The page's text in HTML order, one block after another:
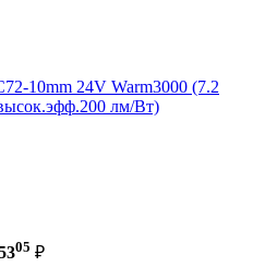
10mm 24V Warm3000 (7.2
лм/Вт)
05 ₽